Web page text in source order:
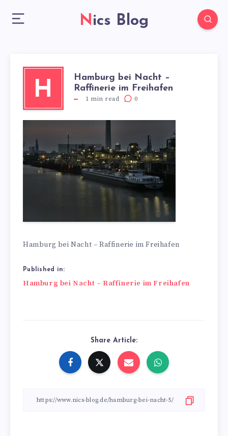
Nics Blog
H
Hamburg bei Nacht –
Raffinerie im Freihafen
1 min read 0
Hamburg bei Nacht – Raffinerie im Freihafen
Published in:
Beitragsnavigation
Hamburg bei Nacht – Raffinerie im Freihafen
Share Article: